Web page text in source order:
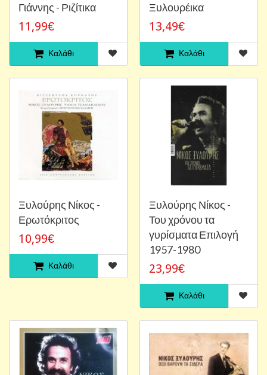
Γιάννης - Ριζίτικα
11,99€
Καλάθι
Ξυλουρέικα
13,49€
Καλάθι
Ξυλούρης Νίκος -
Ερωτόκριτος
10,99€
Καλάθι
Ξυλούρης Νίκος -
Του χρόνου τα
γυρίσματα Επιλογή
1957-1980
23,99€
Καλάθι